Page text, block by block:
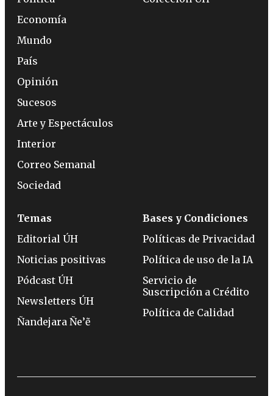
Economía
Mundo
País
Opinión
Sucesos
Arte y Espectáculos
Interior
Correo Semanal
Sociedad
Temas
Editorial ÚH
Noticias positivas
Pódcast ÚH
Newsletters ÚH
Ñandejara Ñe’ẽ
Bases y Condiciones
Políticas de Privacidad
Política de uso de la IA
Servicio de
Suscripción a Crédito
Política de Calidad